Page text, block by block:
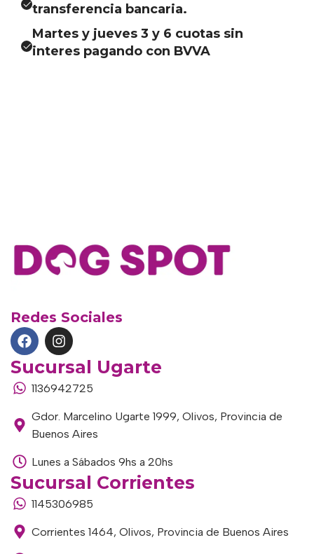
transferencia bancaria.
Martes y jueves 3 y 6 cuotas sin
interes pagando con BVVA
Redes Sociales
Sucursal Ugarte
1136942725
Gdor. Marcelino Ugarte 1999, Olivos, Provincia de
Buenos Aires
Lunes a Sábados 9hs a 20hs
Sucursal Corrientes
1145306985
Corrientes 1464, Olivos, Provincia de Buenos Aires